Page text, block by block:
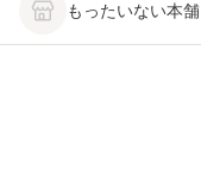
もったいない本舗